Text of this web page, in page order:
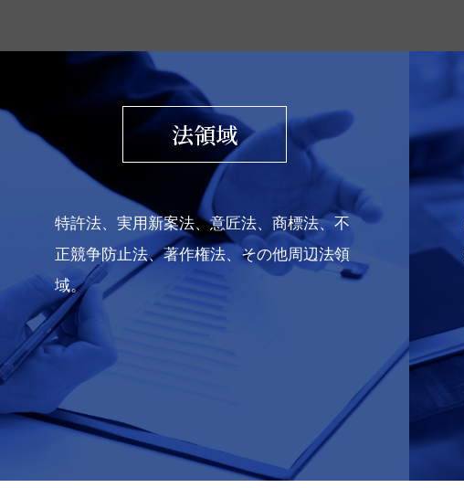
法領域
特許法、実用新案法、意匠法、商標法、不
正競争防止法、著作権法、その他周辺法領
域。